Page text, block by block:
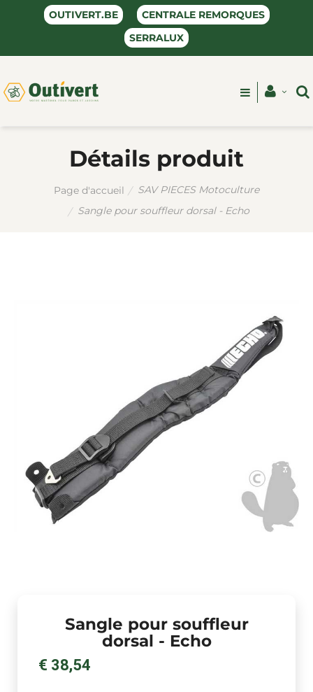
OUTIVERT.BE
CENTRALE REMORQUES
SERRALUX
Détails produit
Page d'accueil
SAV PIECES Motoculture
Sangle pour souffleur dorsal - Echo
Sangle pour souffleur
dorsal - Echo
€ 38,54